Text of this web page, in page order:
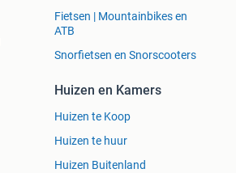
Fietsen | Mountainbikes en
ATB
Snorfietsen en Snorscooters
Huizen en Kamers
Huizen te Koop
Huizen te huur
Huizen Buitenland